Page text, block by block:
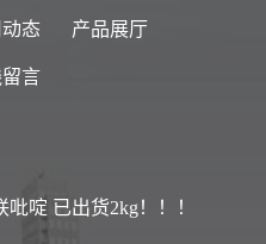
态 产品展厅
言
啶 已出货2kg！！！